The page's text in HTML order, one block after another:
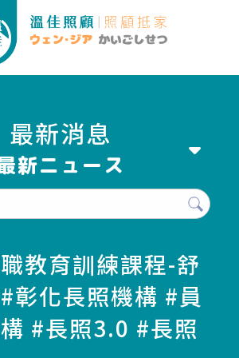
最新消息
職教育訓練課程-舒
彰化長照機構 #員
#長照3.0 #長照